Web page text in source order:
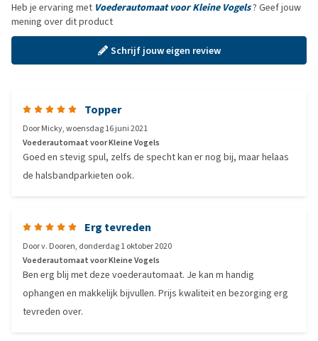
Heb je ervaring met Voederautomaat voor Kleine Vogels? Geef jouw
mening over dit product
Schrijf jouw eigen review
Topper
DoorMicky,woensdag 16 juni 2021
Voederautomaat voor Kleine Vogels
Goed en stevig spul, zelfs de specht kan er nog bij, maar helaas
de halsbandparkieten ook.
Erg tevreden
Doorv. Dooren, donderdag 1 oktober 2020
Voederautomaat voor Kleine Vogels
Ben erg blij met deze voederautomaat. Je kan m handig
ophangen en makkelijk bijvullen. Prijs kwaliteit en bezorging erg
tevreden over.